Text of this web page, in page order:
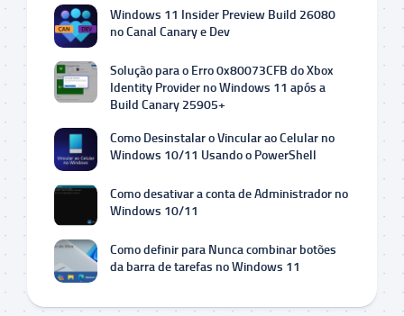
Windows 11 Insider Preview Build 26080
no Canal Canary e Dev
Solução para o Erro 0x80073CFB do Xbox
Identity Provider no Windows 11 após a
Build Canary 25905+
Como Desinstalar o Vincular ao Celular no
Windows 10/11 Usando o PowerShell
Como desativar a conta de Administrador no
Windows 10/11
Como definir para Nunca combinar botões
da barra de tarefas no Windows 11